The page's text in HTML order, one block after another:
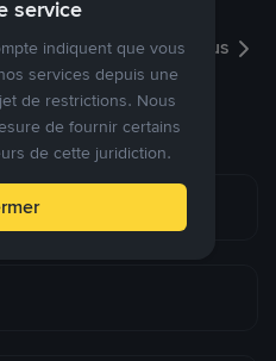
fixer vos propres prix.
Voir plus
service
indiquent que vous
services depuis une
de restrictions. Nous
de fournir certains
de cette juridiction.